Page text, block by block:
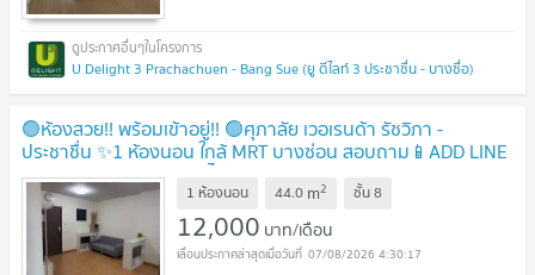
U Delight 3 Prachachuen - Bang Sue (ยู ดีไลท์ 3 ประชาชื่น - บางซื่อ)
🟢ห้องสวย!! พร้อมเข้าอยู่!! 🟢ศุภาลัย เวอเรนด้า รัชวิภา -
ประชาชื่น ✨1 ห้องนอน ใกล้ MRT บางซ่อน สอบถาม📱ADD LINE
@572aurac แอดมินตอบไว✨
1 ห้องนอน 44.0 m2 ชั้น8
12,000 บาท/เดือน
07/08/2026 4:30:17